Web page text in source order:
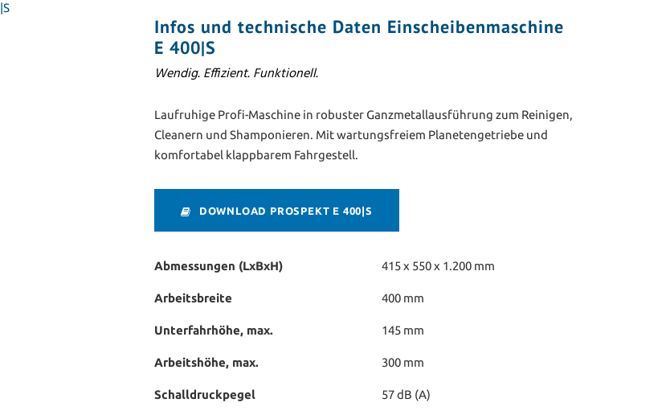
Infos und technische Daten Einscheibenmaschine
E 400|S
Wendig. Effizient. Funktionell.
Laufruhige Profi-Maschine in robuster Ganzmetallausführung zum Reinigen,
Cleanern und Shamponieren. Mit wartungsfreiem Planetengetriebe und
komfortabel klappbarem Fahrgestell.
DOWNLOAD PROSPEKT E 400|S
Abmessungen (LxBxH) 415 x 550 x 1.200 mm
Arbeitsbreite 400 mm
Unterfahrhöhe, max. 145 mm
Arbeitshöhe, max. 300 mm
Schalldruckpegel 57 dB (A)